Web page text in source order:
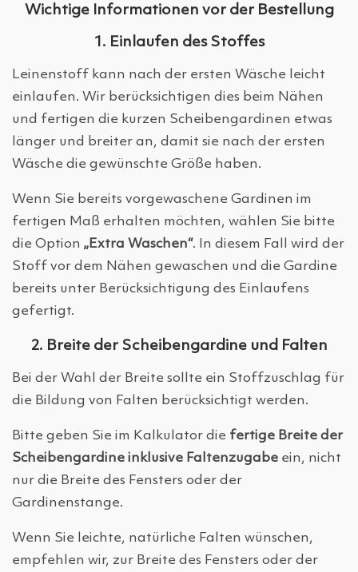
Wichtige Informationen vor der Bestellung
1. Einlaufen des Stoffes
Leinenstoff kann nach der ersten Wäsche leicht
einlaufen. Wir berücksichtigen dies beim Nähen
und fertigen die kurzen Scheibengardinen etwas
länger und breiter an, damit sie nach der ersten
Wäsche die gewünschte Größe haben.
Wenn Sie bereits vorgewaschene Gardinen im
fertigen Maß erhalten möchten, wählen Sie bitte
die Option „Extra Waschen“. In diesem Fall wird der
Stoff vor dem Nähen gewaschen und die Gardine
bereits unter Berücksichtigung des Einlaufens
gefertigt.
2. Breite der Scheibengardine und Falten
Bei der Wahl der Breite sollte ein Stoffzuschlag für
die Bildung von Falten berücksichtigt werden.
Bitte geben Sie im Kalkulator die fertige Breite der
Scheibengardine inklusive Faltenzugabe ein, nicht
nur die Breite des Fensters oder der
Gardinenstange.
Wenn Sie leichte, natürliche Falten wünschen,
empfehlen wir, zur Breite des Fensters oder der